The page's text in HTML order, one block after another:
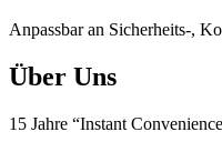
Anpassbar an Sicherheits-,
Über Uns
15 Jahre “Instant